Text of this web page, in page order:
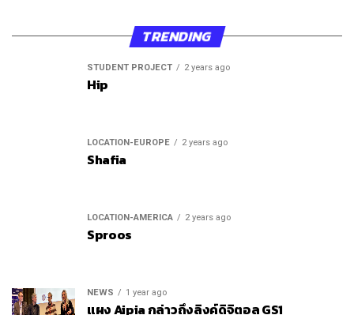
TRENDING
STUDENT PROJECT 2 years ago
Hip
LOCATION-EUROPE 2 years ago
Shafia
LOCATION-AMERICA 2 years ago
Sproos
NEWS 1 year ago
แผง Aipia กล่าวถึงลิงค์ดิจิตอล GS1